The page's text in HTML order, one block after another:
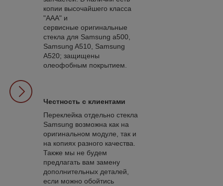
копии высочайшего класса
"ААА" и
сервисные оригинальные
стекла для Samsung a500,
Samsung A510, Samsung
A520; защищены
олеофобным покрытием.
Честность с клиентами
Переклейка отдельно стекла
Samsung возможна как на
оригинальном модуле, так и
на копиях разного качества.
Также мы не будем
предлагать вам замену
дополнительных деталей,
если можно обойтись